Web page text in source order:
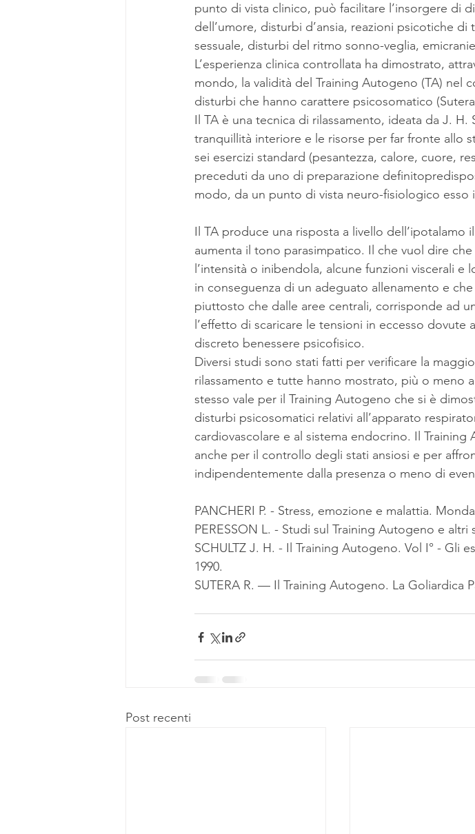
punto di vista clinico, può facilitare l’insorgere di
dell’umore, disturbi d’ansia, reazioni psicotiche
sessuale, disturbi del ritmo sonno-veglia,
L’esperienza clinica controllata ha dimostrato,
mondo, la validità del Training Autogeno (TA) nel
disturbi che hanno carattere psicosomatico
Il TA è una tecnica di rilassamento, ideata da J.
tranquillità interiore e le risorse per far fronte allo
sei esercizi standard (pesantezza, calore, cuore,
preceduti da uno di preparazione
modo, da un punto di vista neuro-fisiologico esso
Il TA produce una risposta a livello dell’ipotalamo
aumenta il tono parasimpatico. Il che vuol dire
l’intensità o inibendola, alcune funzioni viscerali e
in conseguenza di un adeguato allenamento e
piuttosto che dalle aree centrali, corrisponde ad
l’effetto di scaricare le tensioni in eccesso dovute
discreto benessere psicofisico.
Diversi studi sono stati fatti per verificare la
rilassamento e tutte hanno mostrato, più o meno
stesso vale per il Training Autogeno che si è
disturbi psicosomatici relativi all’apparato
cardiovascolare e al sistema endocrino. Il Training
anche per il controllo degli stati ansiosi e per
indipendentemente dalla presenza o meno di
PANCHERI P. - Stress, emozione e malattia.
PERESSON L. - Studi sul Training Autogeno e altri
SCHULTZ J. H. - Il Training Autogeno. Vol I° - Gli
1990.
SUTERA R. — Il Training Autogeno. La Goliardica
Post recenti